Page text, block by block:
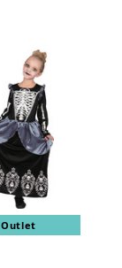
Outlet